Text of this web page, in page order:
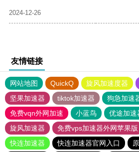
2024-12-26
友情链接
网站地图 QuickQ 旋风加速度器
坚果加速器
tiktok加速器
狗急加速
免费vqn外网加速
小蓝鸟 优途加速
旋风加速器
免费vps加速器外网苹果版
快连加速器
快连加速器官网入口